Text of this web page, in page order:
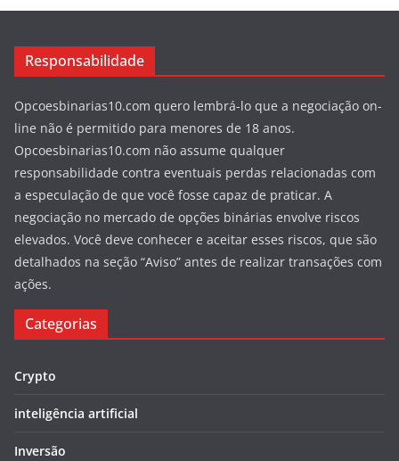
Responsabilidade
Opcoesbinarias10.com quero lembrá-lo que a negociação on-
line não é permitido para menores de 18 anos.
Opcoesbinarias10.com não assume qualquer
responsabilidade contra eventuais perdas relacionadas com
a especulação de que você fosse capaz de praticar. A
negociação no mercado de opções binárias envolve riscos
elevados. Você deve conhecer e aceitar esses riscos, que são
detalhados na seção “Aviso” antes de realizar transações com
ações.
Categorias
Crypto
inteligência artificial
Inversão